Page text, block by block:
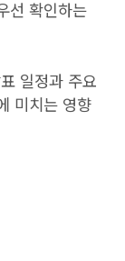
선 확인하는
일정과 주요
미치는 영향